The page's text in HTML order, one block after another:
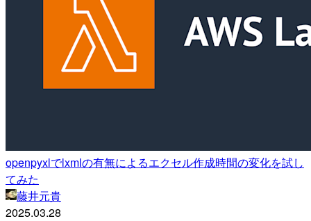
openpyxlでlxmlの有無によるエクセル作成時間の変化を試し
てみた
藤井元貴
2025.03.28